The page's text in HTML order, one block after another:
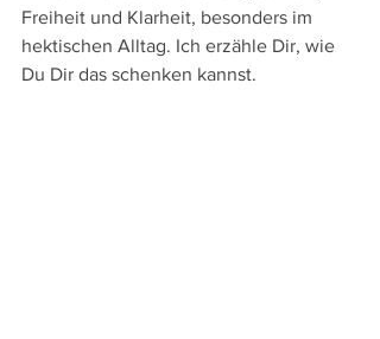
Freiheit und Klarheit, besonders im
hektischen Alltag. Ich erzähle Dir, wie
Du Dir das schenken kannst.